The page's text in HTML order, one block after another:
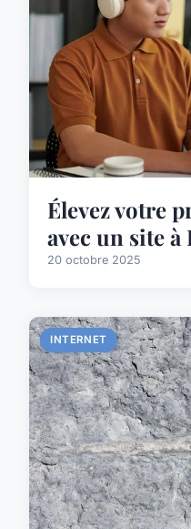
Élevez votre
avec un site à
20 octobre 2025
INTERNET